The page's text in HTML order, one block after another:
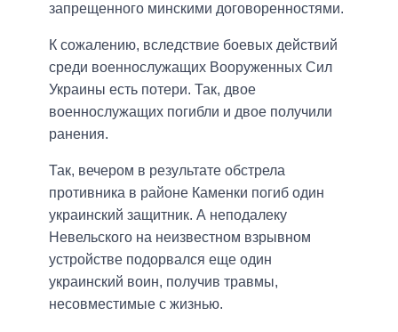
запрещенного минскими договоренностями.
К сожалению, вследствие боевых действий
среди военнослужащих Вооруженных Сил
Украины есть потери. Так, двое
военнослужащих погибли и двое получили
ранения.
Так, вечером в результате обстрела
противника в районе Каменки погиб один
украинский защитник. А неподалеку
Невельского на неизвестном взрывном
устройстве подорвался еще один
украинский воин, получив травмы,
несовместимые с жизнью.